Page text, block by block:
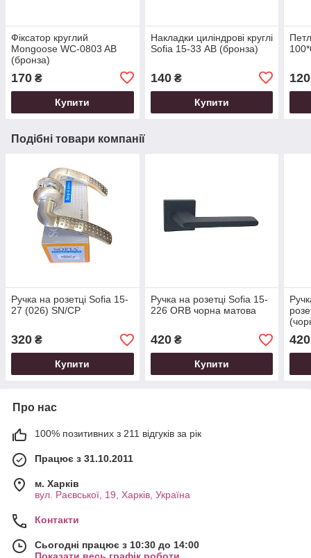
Фіксатор круглий
Mongoose WC-0803 AB
(бронза)
170 ₴
Купити
Накладки циліндрові круглі
Sofia 15-33 АВ (бронза)
140₴
Купити
120
Подібні товари компанії
Ручка на розетці Sofia 15-
27 (026) SN/CP
320 ₴
Купити
Ручка на розетці Sofia 15-
226 ORB чорна матова
420₴
Купити
420
Про нас
100% позитивних з 211 відгуків за рік
Працює з 31.10.2011
м. Харків
вул. Раєвської, 19, Харків, Україна
Контакти
Сьогодні працює з 10:30 до 14:00